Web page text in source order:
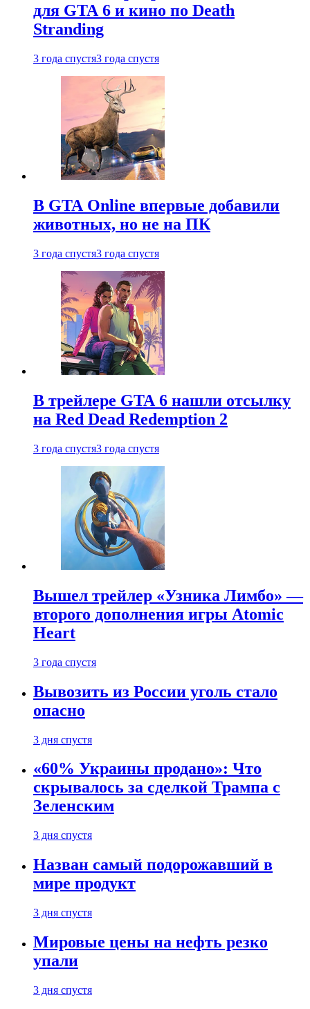
для GTA 6 и кино по Death
Stranding
3 года спустя3 года спустя
В GTA Online впервые добавили
животных, но не на ПК
3 года спустя3 года спустя
В трейлере GTA 6 нашли отсылку
на Red Dead Redemption 2
3 года спустя3 года спустя
Вышел трейлер «Узника Лимбо» —
второго дополнения игры Atomic
Heart
3 года спустя
Вывозить из России уголь стало
опасно
3 дня спустя
«60% Украины продано»: Что
скрывалось за сделкой Трампа с
Зеленским
3 дня спустя
Назван самый подорожавший в
мире продукт
3 дня спустя
Мировые цены на нефть резко
упали
3 дня спустя